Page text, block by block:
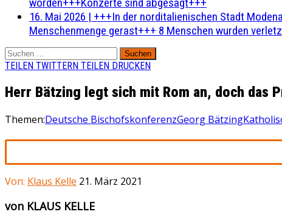
16. Mai 2026 | +++In der norditalienischen Stadt
Menschenmenge gerast+++ 8 Menschen wurden
Suchen
nach:
TEILEN TWITTERN TEILEN DRUCKEN
Herr Bätzing legt sich mit Rom an, doch das
Themen:Deutsche BischofskonferenzGeorg Bätzing
Von: Klaus Kelle 21. März 2021
von KLAUS KELLE